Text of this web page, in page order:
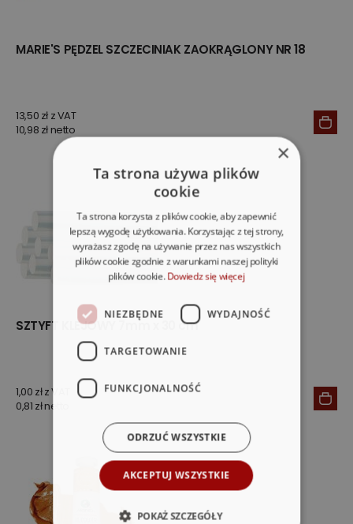
MARIE'S PĘDZEL SZCZECINIAK ZAOKRĄGLONY NR 18
13,50 zł z VAT
10,98 zł netto
SZTYFT KLEJOWY 7mm x 30 cm
1,00 zł z VAT
0,81 zł netto
×
Ta strona używa plików
cookie
Ta strona korzysta z plików cookie, aby zapewnić
lepszą wygodę użytkowania. Korzystając z tej strony,
wyrażasz zgodę na używanie przez nas wszystkich
plików cookie zgodnie z warunkami naszej polityki
plików cookie.Dowiedz się więcej
NIEZBĘDNE WYDAJNOŚĆ
TARGETOWANIE
FUNKCJONALNOŚĆ
AKCEPTUJ WSZYSTKIE
ODRZUĆ WSZYSTKIE
POKAŻ SZCZEGÓŁY